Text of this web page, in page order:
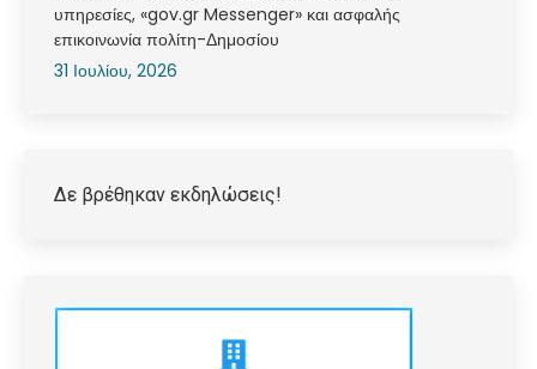
υπηρεσίες, «gov.gr Messenger» και ασφαλής
επικοινωνία πολίτη-Δημοσίου
31 Ιουλίου, 2026
Δε βρέθηκαν εκδηλώσεις!